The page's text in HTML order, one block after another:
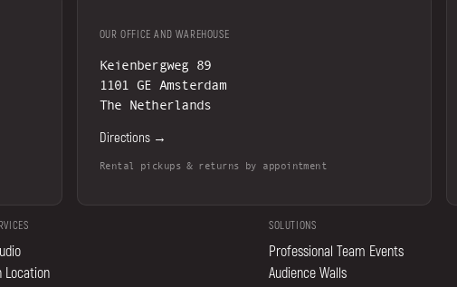
OUR OFFICE AND WAREHOUSE
Keienbergweg 89
1101 GE Amsterdam
The Netherlands
Directions →
Rental pickups & returns by appointment
Location
SOLUTIONS
Professional Team Events
Audience Walls